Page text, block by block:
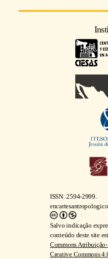
ISSN: 2594-2999.
Salvo indicação
conteúdo deste site
Commons
Creative Commons